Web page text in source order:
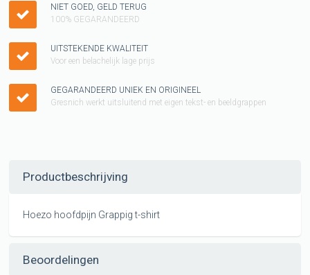
NIET GOED, GELD TERUG
100% GEGARANDEERD
UITSTEKENDE KWALITEIT
Voor een belachelijk lage prijs
GEGARANDEERD UNIEK EN ORIGINEEL
Gresnich werkt uitsluitend met eigen tekst- en beeldgrappen
Productbeschrijving
Hoezo hoofdpijn Grappig t-shirt
Beoordelingen